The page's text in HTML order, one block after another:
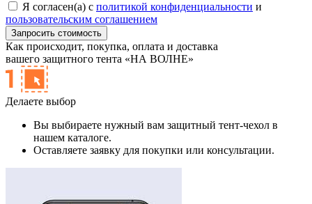
Я согласен(а) с политикой конфиденциальности и
пользовательским соглашением
Как происходит, покупка, оплата и доставка
вашего защитного тента «НА ВОЛНЕ»
Делаете выбор
Вы выбираете нужный вам защитный тент-чехол в
нашем каталоге.
Оставляете заявку для покупки или консультации.